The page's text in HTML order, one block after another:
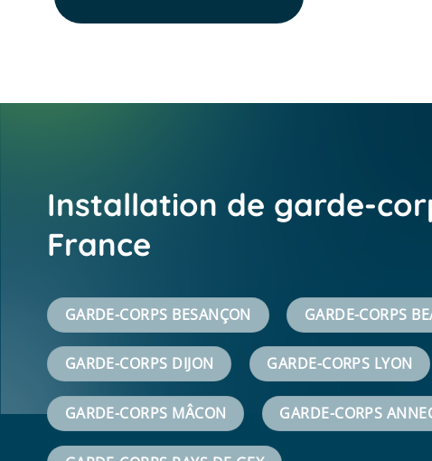
Installation de garde-
France
GARDE-CORPS BESANÇON GARDE-CORPS
GARDE-CORPS DIJON GARDE-CORPS LYON
GARDE-CORPS MÂCON GARDE-CORPS